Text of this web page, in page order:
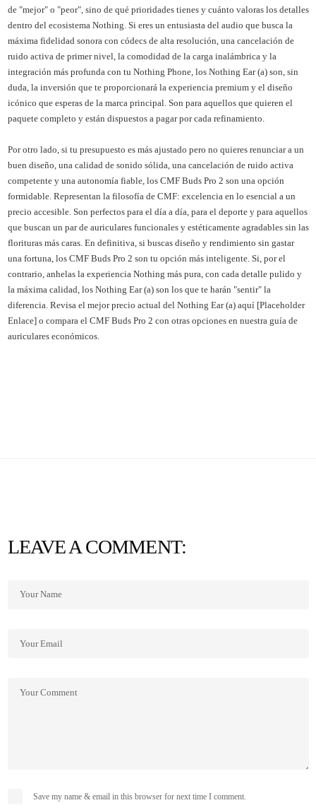
de "mejor" o "peor", sino de qué prioridades tienes y cuánto valoras los detalles
dentro del ecosistema Nothing. Si eres un entusiasta del audio que busca la
máxima fidelidad sonora con códecs de alta resolución, una cancelación de
ruido activa de primer nivel, la comodidad de la carga inalámbrica y la
integración más profunda con tu Nothing Phone, los Nothing Ear (a) son, sin
duda, la inversión que te proporcionará la experiencia premium y el diseño
icónico que esperas de la marca principal. Son para aquellos que quieren el
paquete completo y están dispuestos a pagar por cada refinamiento.
Por otro lado, si tu presupuesto es más ajustado pero no quieres renunciar a un
buen diseño, una calidad de sonido sólida, una cancelación de ruido activa
competente y una autonomía fiable, los CMF Buds Pro 2 son una opción
formidable. Representan la filosofía de CMF: excelencia en lo esencial a un
precio accesible. Son perfectos para el día a día, para el deporte y para aquellos
que buscan un par de auriculares funcionales y estéticamente agradables sin las
florituras más caras. En definitiva, si buscas diseño y rendimiento sin gastar
una fortuna, los CMF Buds Pro 2 son tu opción más inteligente. Si, por el
contrario, anhelas la experiencia Nothing más pura, con cada detalle pulido y
la máxima calidad, los Nothing Ear (a) son los que te harán "sentir" la
diferencia. Revisa el mejor precio actual del Nothing Ear (a) aquí [Placeholder
Enlace] o compara el CMF Buds Pro 2 con otras opciones en nuestra guía de
auriculares económicos.
LEAVE A COMMENT:
Save my name & email in this browser for next time I comment.